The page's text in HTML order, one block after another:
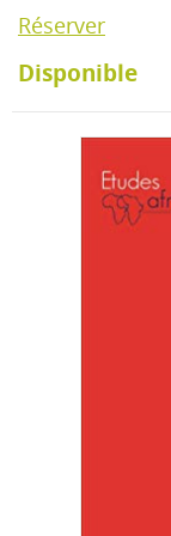
Réserver
Disponible